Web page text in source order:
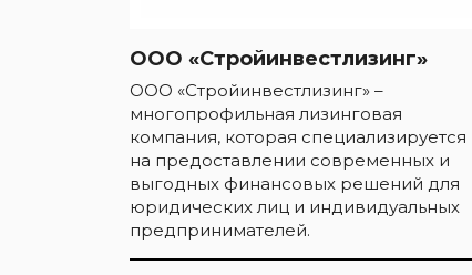
ООО «Стройинвестлизинг»
ООО «Стройинвестлизинг» –
многопрофильная лизинговая
компания, которая специализируется
на предоставлении современных и
выгодных финансовых решений для
юридических лиц и индивидуальных
предпринимателей.